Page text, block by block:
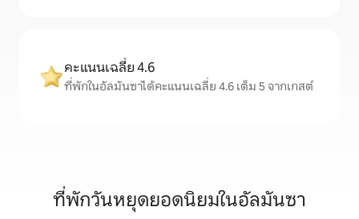
คะแนนเฉลี่ย 4.6
ที่พักในอัลมันซาได้คะแนนเฉลี่ย 4.6 เต็ม 5 จากเกสต์
ที่พักวันหยุดยอดนิยมในอัลมันซา